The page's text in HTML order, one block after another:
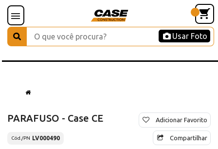
Usar Foto
PARAFUSO - Case CE
Cód./PN LV000490
Adicionar Favorito
Compartilhar